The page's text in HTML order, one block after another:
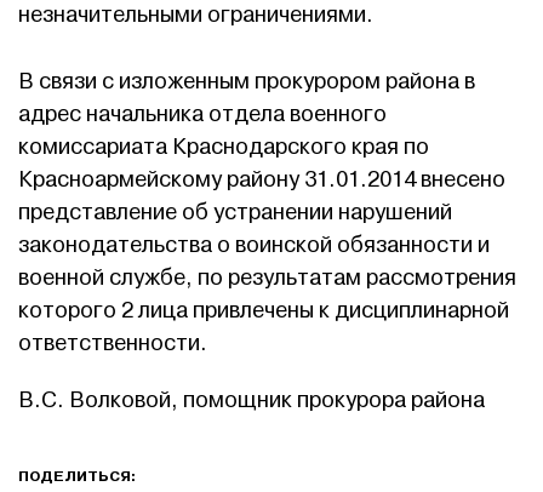
незначительными ограничениями.
В связи с изложенным прокурором района в
адрес начальника отдела военного
комиссариата Краснодарского края по
Красноармейскому району 31.01.2014 внесено
представление об устранении нарушений
законодательства о воинской обязанности и
военной службе, по результатам рассмотрения
которого 2 лица привлечены к дисциплинарной
ответственности.
В.С. Волковой, помощник прокурора района
ПОДЕЛИТЬСЯ: